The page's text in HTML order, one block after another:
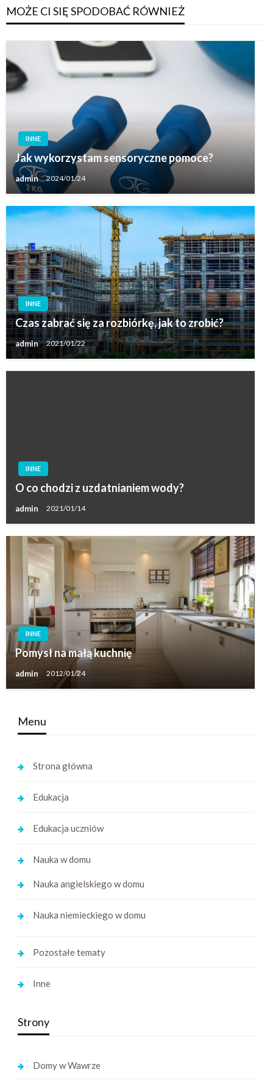
MOŻE CI SIĘ SPODOBAĆ RÓWNIEŻ
INNE
Jak wykorzystam sensoryczne pomoce?
admin 2024/01/24
INNE
Czas zabrać się za rozbiórkę, jak to zrobić?
admin 2021/01/22
INNE
O co chodzi z uzdatnianiem wody?
admin 2021/01/14
INNE
Pomysł na małą kuchnię
admin 2012/01/24
Menu
Strona główna
Edukacja
Edukacja uczniów
Nauka w domu
Nauka angielskiego w domu
Nauka niemieckiego w domu
Pozostałe tematy
Inne
Strony
Domy w Wawrze